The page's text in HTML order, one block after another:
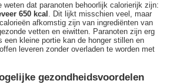
weten dat paranoten behoorlijk calorierijk zijn:
650 kcal . Dit lijkt misschien veel, maar
afkomstig zijn van ingrediënten van
vetten en eiwitten. Paranoten zijn erg
een kleine portie kan de honger stillen en
leveren zonder overladen te worden met
gezondheidsvoordelen